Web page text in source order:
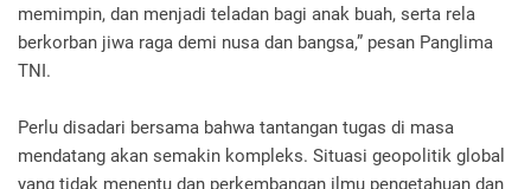
memimpin, dan menjadi teladan bagi anak buah, serta rela
berkorban jiwa raga demi nusa dan bangsa,” pesan Panglima
TNI.
Perlu disadari bersama bahwa tantangan tugas di masa
mendatang akan semakin kompleks. Situasi geopolitik global
yang tidak menentu dan perkembangan ilmu pengetahuan dan